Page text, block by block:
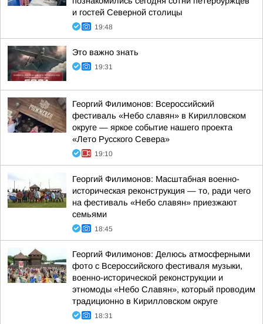
и гостей Северной столицы
19:48
Это важно знать
19:31
Георгий Филимонов: Всероссийский
фестиваль «Небо славян» в Кирилловском
округе — яркое событие нашего проекта
«Лето Русского Севера»
19:10
Георгий Филимонов: Масштабная военно-
историческая реконструкция — то, ради чего
на фестиваль «Небо славян» приезжают
семьями
18:45
Георгий Филимонов: Делюсь атмосферными
фото с Всероссийского фестиваля музыки,
военно-исторической реконструкции и
этномоды «Небо Славян», который проводим
традиционно в Кирилловском округе
18:31